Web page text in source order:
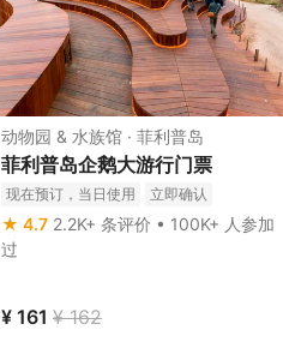
动物园 & 水族馆 · 菲利普岛
菲利普岛企鹅大游行门票
现在预订，当日使用 立即确认
★ 4.7 2.2K+ 条评价 • 100K+ 人参加
过
¥ 161 ¥ 162